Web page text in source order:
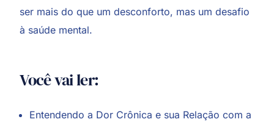
ser mais do que um desconforto, mas um desafio
à saúde mental.
Você vai ler:
Entendendo a Dor Crônica e sua Relação com a